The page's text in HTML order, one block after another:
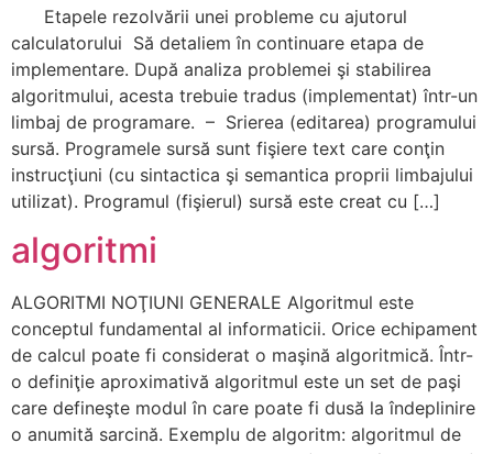
Etapele rezolvării unei probleme cu ajutorul
calculatorului Să detaliem în continuare etapa de
implementare. După analiza problemei şi stabilirea
algoritmului, acesta trebuie tradus (implementat) într-un
limbaj de programare. – Srierea (editarea) programului
sursă. Programele sursă sunt fişiere text care conţin
instrucţiuni (cu sintactica şi semantica proprii limbajului
utilizat). Programul (fişierul) sursă este creat cu […]
algoritmi
ALGORITMI NOŢIUNI GENERALE Algoritmul este
conceptul fundamental al informaticii. Orice echipament
de calcul poate fi considerat o maşină algoritmică. Într-
o definiţie aproximativă algoritmul este un set de paşi
care defineşte modul în care poate fi dusă la îndeplinire
o anumită sarcină. Exemplu de algoritm: algoritmul de